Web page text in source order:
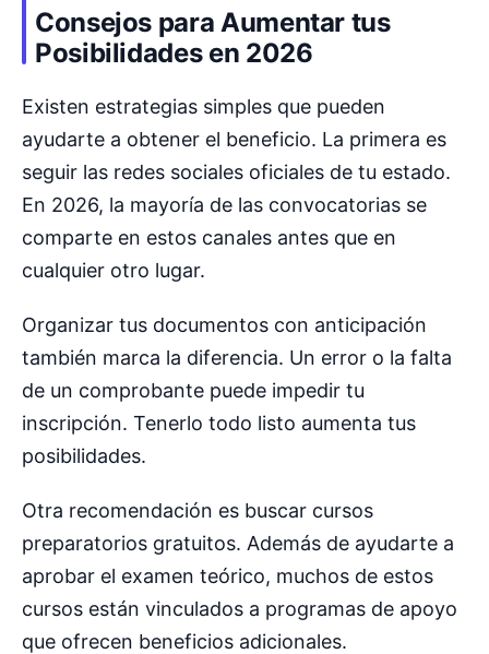
Consejos para Aumentar tus
Posibilidades en 2026
Existen estrategias simples que pueden
ayudarte a obtener el beneficio. La primera es
seguir las redes sociales oficiales de tu estado.
En 2026, la mayoría de las convocatorias se
comparte en estos canales antes que en
cualquier otro lugar.
Organizar tus documentos con anticipación
también marca la diferencia. Un error o la falta
de un comprobante puede impedir tu
inscripción. Tenerlo todo listo aumenta tus
posibilidades.
Otra recomendación es buscar cursos
preparatorios gratuitos. Además de ayudarte a
aprobar el examen teórico, muchos de estos
cursos están vinculados a programas de apoyo
que ofrecen beneficios adicionales.